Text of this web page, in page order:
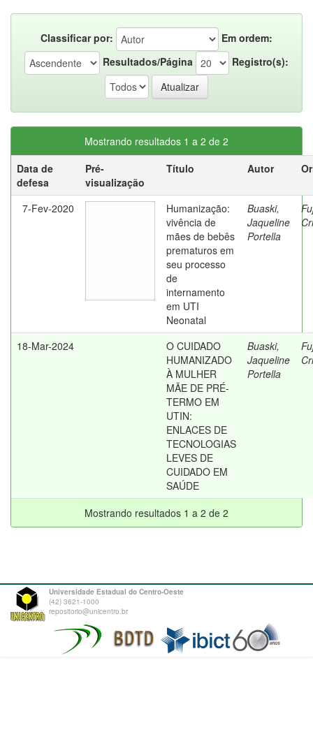
Classificar por:
Em ordem:
Resultados/Página
Registro(s):
Mostrando resultados 1 a 2 de 2
Data de
defesa
Pré-
visualização
Título Autor
7-Fev-2020
Humanização:
vivência de
mães de bebês
prematuros em
seu processo
de
internamento
em UTI
Neonatal
Buaski,
Jaqueline
Portella
18-Mar-2024
O CUIDADO
HUMANIZADO
À MULHER
MÃE DE PRÉ-
TERMO EM
UTIN:
ENLACES DE
TECNOLOGIAS
LEVES DE
CUIDADO EM
SAÚDE
Buaski,
Jaqueline
Portella
Mostrando resultados 1 a 2 de 2
Universidade Estadual do Centro-Oeste
(42) 3621-1000
repositorio@unicentro.br